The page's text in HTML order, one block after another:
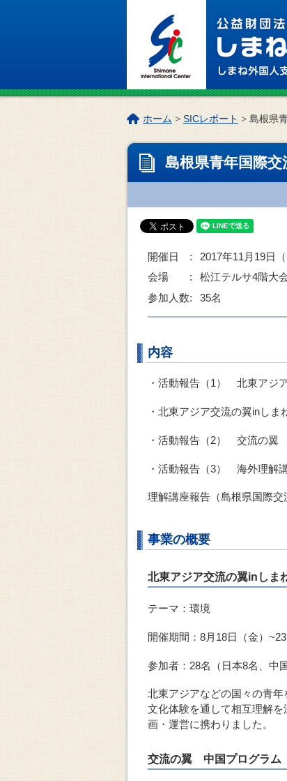
こ
ペ
位
ホーム > SICレポート > 島根県
島根県青年国際
開催日 :
2017年11月19日
会場 :
松江テルサ4階大
参加人数:
35名
内容
・活動報告（1） 北東アジ
・北東アジア交流の翼inし
・活動報告（2） 交流の翼
・活動報告（3） 海外理解
理解講座報告（島根県国際
事業の概要
北東アジア交流の翼inしま
テーマ：環境
開催期間：8月18日（金）~23
参加者：28名（日本8名、中
北東アジアなどの国々の青年
文化体験を通して相互理解
画・運営に携わりました。
交流の翼 中国プログラム